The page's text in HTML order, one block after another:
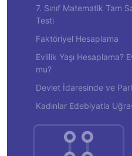
7. Sınıf Matematik Tam
Testi
Faktöriyel Hesaplama
Evlilik Yaşı Hesaplama?
mu?
Devlet İdaresinde ve
Kadınlar Edebiyatla